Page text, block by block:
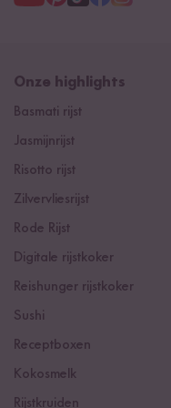
Onze highlights
Basmati rijst
Jasmijnrijst
Risotto rijst
Zilvervliesrijst
Rode Rijst
Digitale rijstkoker
Reishunger rijstkoker
Sushi
Receptboxen
Kokosmelk
Rijstkruiden